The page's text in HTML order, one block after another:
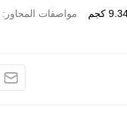
كجم مواصفات المحاور